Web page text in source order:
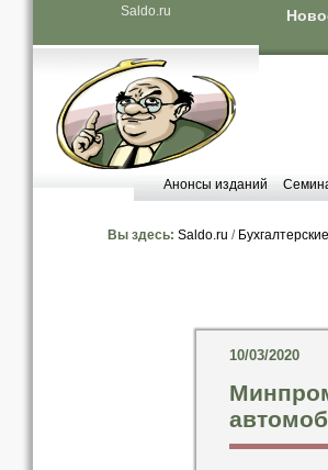
Saldo.ru
Анонсы изданий
Вы здесь: Saldo.ru /
10/03/2020